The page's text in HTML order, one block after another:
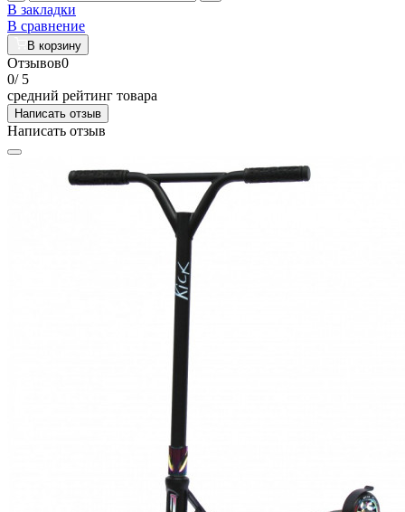
В закладки
В сравнение
В корзину
Отзывов0
0/ 5
средний рейтинг товара
Написать отзыв
Написать отзыв